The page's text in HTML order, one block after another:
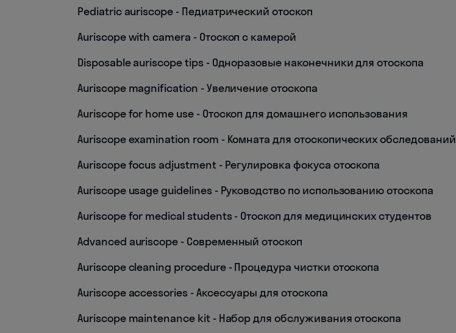
Pediatric auriscope - Педиатрический отоскоп
Auriscope with camera - Отоскоп с камерой
Disposable auriscope tips - Одноразовые наконечники для отоскопа
Auriscope magnification - Увеличение отоскопа
Auriscope for home use - Отоскоп для домашнего использования
Auriscope examination room - Комната для отоскопических обследований
Auriscope focus adjustment - Регулировка фокуса отоскопа
Auriscope usage guidelines - Руководство по использованию отоскопа
Auriscope for medical students - Отоскоп для медицинских студентов
Advanced auriscope - Современный отоскоп
Auriscope cleaning procedure - Процедура чистки отоскопа
Auriscope accessories - Аксессуары для отоскопа
Auriscope maintenance kit - Набор для обслуживания отоскопа